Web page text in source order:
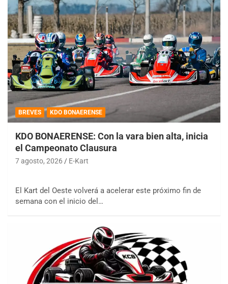
BREVES KDO BONAERENSE
KDO BONAERENSE: Con la vara bien alta, inicia
el Campeonato Clausura
7 agosto, 2026 E-Kart
El Kart del Oeste volverá a acelerar este próximo fin de
semana con el inicio del…